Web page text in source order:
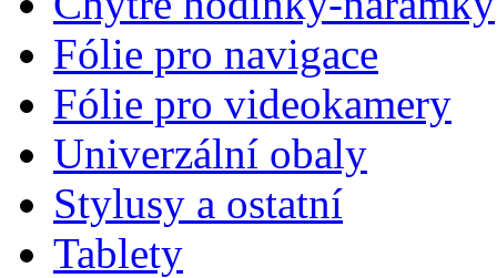
Fólie pro navigace
Fólie pro videokamery
Univerzální obaly
Stylusy a ostatní
Tablety